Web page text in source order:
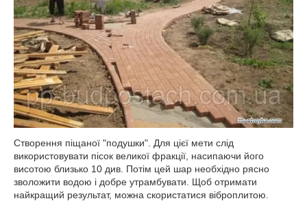
Створення піщаної "подушки". Для цієї мети слід
використовувати пісок великої фракції, насипаючи його
висотою близько 10 див. Потім цей шар необхідно рясно
зволожити водою і добре утрамбувати. Щоб отримати
найкращий результат, можна скористатися віброплитою.